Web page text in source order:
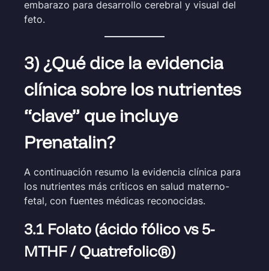
embarazo para desarrollo cerebral y visual del
feto.
3) ¿Qué dice la evidencia
clínica sobre los nutrientes
“clave” que incluye
Prenatalin?
A continuación resumo la evidencia clínica para
los nutrientes más críticos en salud materno-
fetal, con fuentes médicas reconocidas.
3.1 Folato (ácido fólico vs 5-
MTHF / Quatrefolic®)